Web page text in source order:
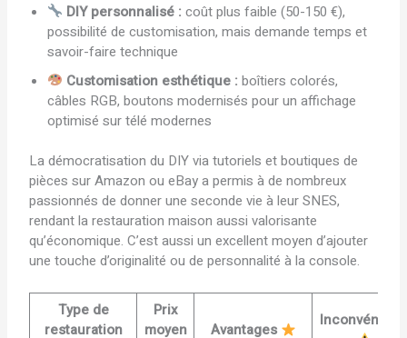
DIY personnalisé : coût plus faible (50-150 €),
possibilité de customisation, mais demande temps et
savoir-faire technique
Customisation esthétique : boîtiers colorés,
câbles RGB, boutons modernisés pour un affichage
optimisé sur télé modernes
La démocratisation du DIY via tutoriels et boutiques de
pièces sur Amazon ou eBay a permis à de nombreux
passionnés de donner une seconde vie à leur SNES,
rendant la restauration maison aussi valorisante
qu’économique. C’est aussi un excellent moyen d’ajouter
une touche d’originalité ou de personnalité à la console.
Type de
restauration
Prix
moyen
Avantages